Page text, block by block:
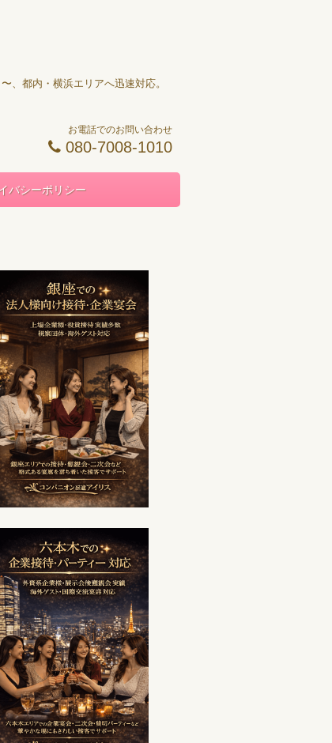
、都内・横浜エリアへ迅速対応。
お電話でのお問い合わせ
080-7008-1010
バシーポリシー